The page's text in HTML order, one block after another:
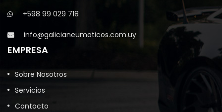
+598 99 029 718
info@galicianeumaticos.com.uy
EMPRESA
Sobre Nosotros
Servicios
Contacto